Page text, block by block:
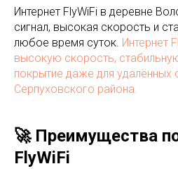
Интернет FlyWiFi в деревне
сигнал, высокая скорость и
любое время суток. Интернет
высокую скорость,
покрытие даже для удалённых
Серпуховского района.
🚀 Преимущества
FlyWiFi